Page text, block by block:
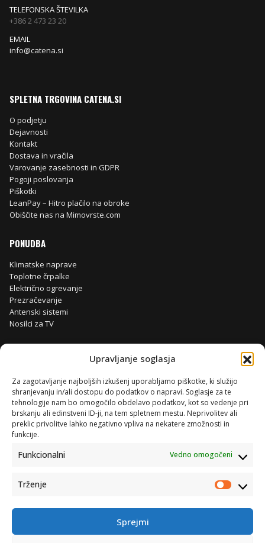
Upravljanje soglasja
Za zagotavljanje najboljših izkušenj uporabljamo piškotke, ki služijo
shranjevanju in/ali dostopu do podatkov o napravi. Soglasje za te
tehnologije nam bo omogočilo obdelavo podatkov, kot so vedenje pri
brskanju ali edinstveni ID-ji, na tem spletnem mestu. Neprivolitev ali
preklic privolitve lahko negativno vpliva na nekatere zmožnosti in
funkcije.
Funkcionalni Vedno omogočeni
Trženje Trženje
Sprejmi
TELEFONSKA ŠTEVILKA
+386 2 473 23 20
EMAIL
info@catena.si
SPLETNA TRGOVINA CATENA.SI
O podjetju
Dejavnosti
Kontakt
Dostava in vračila
Varovanje zasebnosti in GDPR
Pogoji poslovanja
Piškotki
LeanPay – Hitro plačilo na obroke
Obiščite nas na Mimovrste.com
PONUDBA
Klimatske naprave
Toplotne črpalke
Električno ogrevanje
Prezračevanje
Antenski sistemi
Nosilci za TV